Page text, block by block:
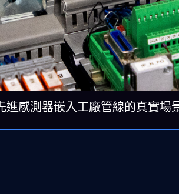
感測器嵌入工廠管線的真實場